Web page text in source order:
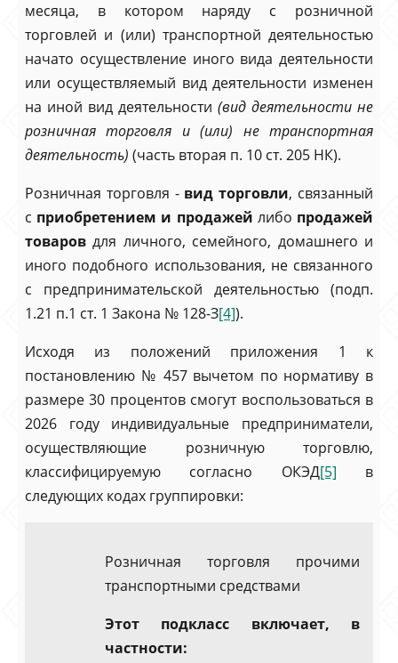
месяца, в котором наряду с розничной
торговлей и (или) транспортной деятельностью
начато осуществление иного вида деятельности
или осуществляемый вид деятельности изменен
на иной вид деятельности (вид деятельности не
розничная торговля и (или) не транспортная
деятельность) (часть вторая п. 10 ст. 205 НК).
Розничная торговля - вид торговли, связанный
с приобретением и продажей либо продажей
товаров для личного, семейного, домашнего и
иного подобного использования, не связанного
с предпринимательской деятельностью (подп.
1.21 п.1 ст. 1 Закона № 128-З[4]).
Исходя из положений приложения 1 к
постановлению № 457 вычетом по нормативу в
размере 30 процентов смогут воспользоваться в
2026 году индивидуальные предприниматели,
осуществляющие розничную торговлю,
классифицируемую согласно ОКЭД[5] в
следующих кодах группировки:
Розничная торговля прочими
транспортными средствами
Этот подкласс включает, в
частности: